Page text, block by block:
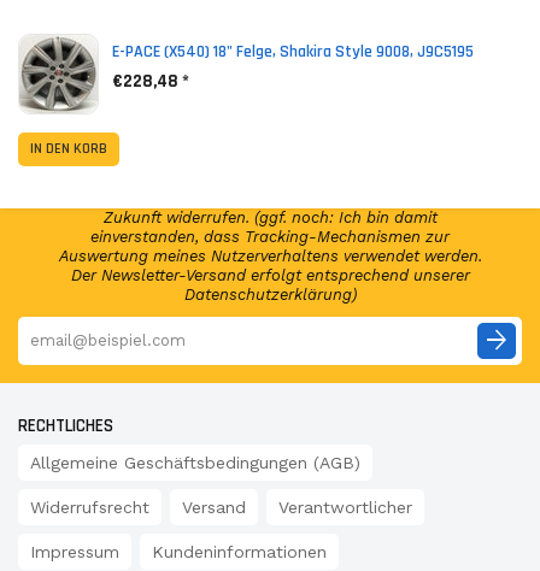
E-PACE (X540) 18" Felge, Shakira Style 9008, J9C5195
€228,48 *
IN DEN KORBAbonniere jetzt unseren Newsletter und erhalte per E-
Mail regelmäßig Infos regelmäßig Infos und exklusive
Zukunft widerrufen. (ggf. noch: Ich bin damit
einverstanden, dass Tracking-Mechanismen zur
Auswertung meines Nutzerverhaltens verwendet werden.
Der Newsletter-Versand erfolgt entsprechend unserer
Datenschutzerklärung)
arrow_forward
RECHTLICHES
Allgemeine Geschäftsbedingungen (AGB)
Widerrufsrecht Versand Verantwortlicher
Impressum Kundeninformationen